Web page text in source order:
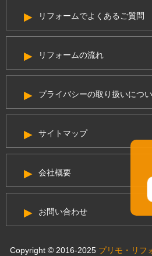
リフォームでよくあるご質問
リフォームの流れ
プライバシーの取り扱いにつ
サイトマップ
会社概要
お問い合わせ
Copyright © 2016-2025 プリモ・リフ